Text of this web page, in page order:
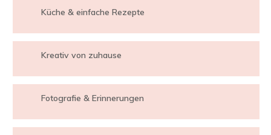
Küche & einfache Rezepte
Kreativ von zuhause
Fotografie & Erinnerungen